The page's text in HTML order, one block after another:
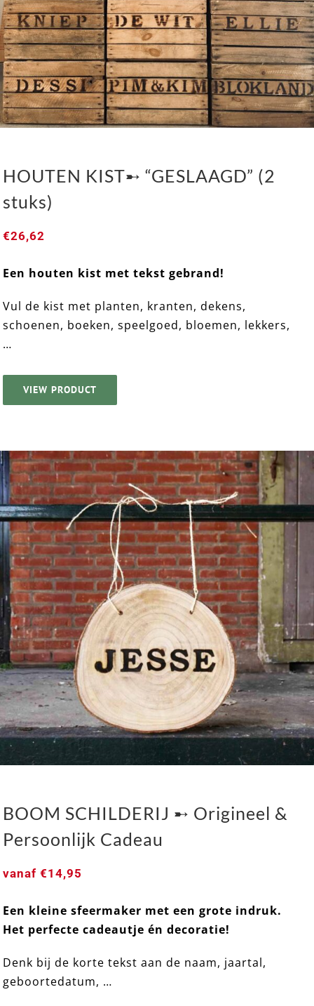
HOUTEN KIST➸ “GESLAAGD” (2
stuks)
€26,62
Een houten kist met tekst gebrand!
Vul de kist met planten, kranten, dekens,
schoenen, boeken, speelgoed, bloemen, lekkers,
…
VIEW PRODUCT
BOOM SCHILDERIJ ➸ Origineel & Persoonlijk
Cadeau
BOOM SCHILDERIJ ➸ Origineel &
Persoonlijk Cadeau
vanaf€14,95
Een kleine sfeermaker met een grote indruk.
Het perfecte cadeautje én decoratie!
Denk bij de korte tekst aan de naam, jaartal,
geboortedatum, …